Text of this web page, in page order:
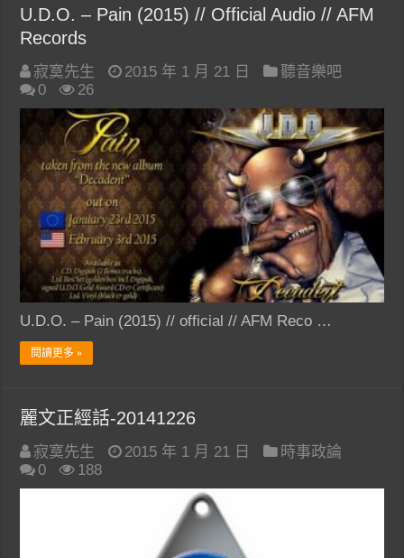
U.D.O. – Pain (2015) // Official Audio // AFM
Records
寂寞先生 2015 年 1 月 21 日
聽音樂吧
0
26
U.D.O. – Pain (2015) // official // AFM Reco …
閱讀更多 »
麗文正經話-20141226
寂寞先生 2015 年 1 月 21 日
時事政論
0
188